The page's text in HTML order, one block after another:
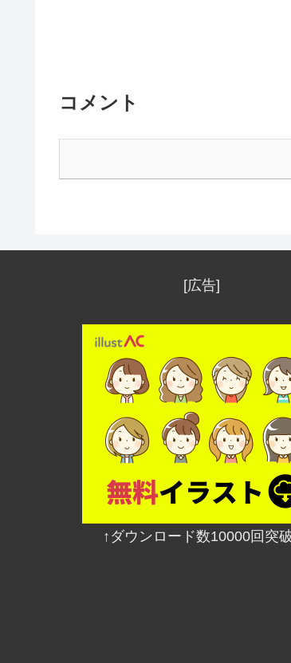
コメント
[広告]
↑ダウンロード数10000回突